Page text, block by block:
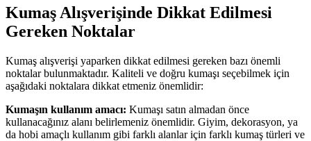
Kumaş Alışverişinde Dikkat Edilmesi
Gereken Noktalar
Kumaş alışverişi yaparken dikkat edilmesi gereken bazı önemli
noktalar bulunmaktadır. Kaliteli ve doğru kumaşı seçebilmek için
aşağıdaki noktalara dikkat etmeniz önemlidir:
Kumaşın kullanım amacı: Kumaşı satın almadan önce
kullanacağınız alanı belirlemeniz önemlidir. Giyim, dekorasyon, ya
da hobi amaçlı kullanım gibi farklı alanlar için farklı kumaş türleri ve